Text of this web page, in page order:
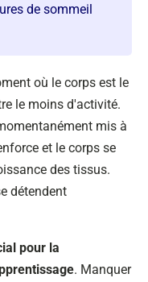
de sommeil
où le corps est le
le moins d'activité.
mis à
et le corps se
des tissus.
détendent
pour la
. Manquer